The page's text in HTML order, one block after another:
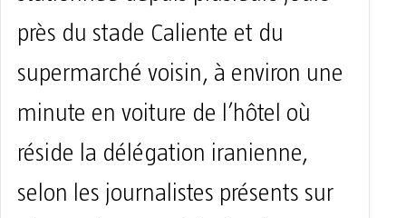
près du stade Caliente et du
supermarché voisin, à environ une
minute en voiture de l’hôtel où
réside la délégation iranienne,
selon les journalistes présents sur